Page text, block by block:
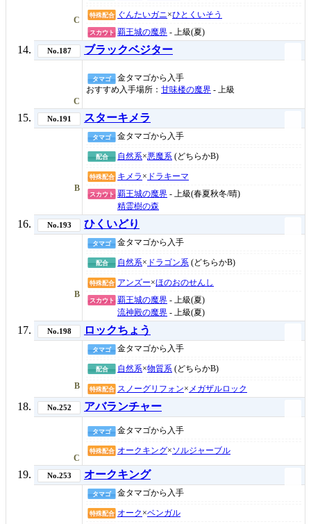
C
特殊配合 ぐんたいガニ ×ひとくいそう
スカウト 覇王城の魔界 - 上級(夏)
No.187 ブラックベジター
C
タマゴ
金タマゴから入手
おすすめ入手場所： 甘味楼の魔界 - 上級
No.191 スターキメラ
B
タマゴ 金タマゴから入手
配合 自然系×悪魔系 (どちらかB)
特殊配合 キメラ × ドラキーマ
スカウト 覇王城の魔界 - 上級(春夏秋冬/晴)
精霊樹の森
No.193 ひくいどり
B
タマゴ 金タマゴから入手
配合 自然系× ドラゴン系 (どちらかB)
特殊配合 アンズー×ほのおのせんし
スカウト 覇王城の魔界 - 上級(夏)
流神殿の魔界 - 上級(夏)
No.198 ロックちょう
B
タマゴ 金タマゴから入手
配合 自然系×物質系 (どちらかB)
特殊配合 スノーグリフォン× メガザルロック
No.252 アバランチャー
C
タマゴ 金タマゴから入手
特殊配合 オークキング×ソルジャーブル
No.253 オークキング
タマゴ 金タマゴから入手
特殊配合 オーク ×ベンガル